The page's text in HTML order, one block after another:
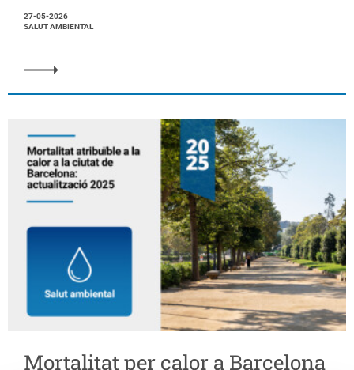
27-05-2026
SALUT AMBIENTAL
Mortalitat per calor a Barcelona